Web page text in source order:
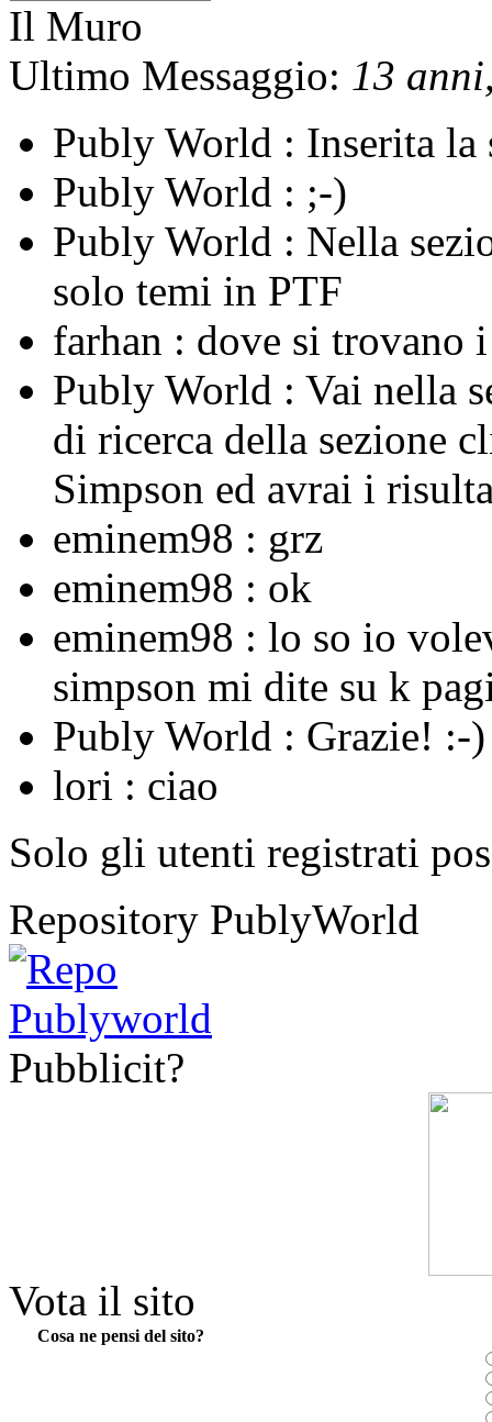
Il Muro
Ultimo Messaggio: 13
Publy World : Inserita
Publy World : ;-)
Publy World : Nella
solo temi in PTF
farhan : dove si trovano
Publy World : Vai nella
di ricerca della sezione
Simpson ed avrai i
eminem98 : grz
eminem98 : ok
eminem98 : lo so io
simpson mi dite su k
Publy World : Grazie! :-)
lori : ciao
Solo gli utenti registrati
Repository PublyWorld
Pubblicit?
Vota il sito
Cosa ne pensi del sito?